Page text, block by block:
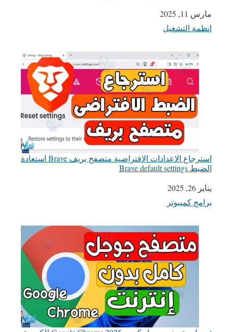
التاريخ
مارس 11, 2025
في ما يتعلق بما يأتي
انظمة التشغيل
استرجاع الاعدادات الافتراضية متصفح بريف Brave استعادة
الضبط Brave default settings
التاريخ
يناير 26, 2025
في ما يتعلق بما يأتي
برامج كمبيوتر